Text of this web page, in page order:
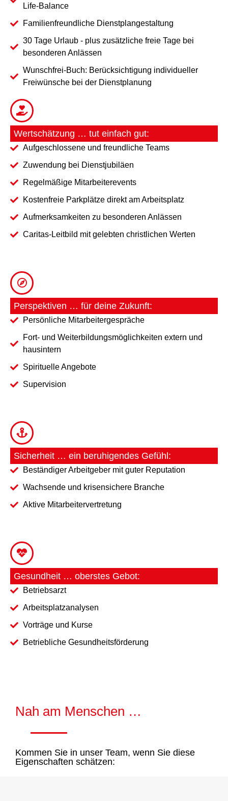
Life-Balance
Familienfreundliche Dienstplangestaltung
30 Tage Urlaub - plus zusätzliche freie Tage bei
besonderen Anlässen
Wunschfrei-Buch: Berücksichtigung individueller
Freiwünsche bei der Dienstplanung
Wertschätzung … tut einfach gut:
Aufgeschlossene und freundliche Teams
Zuwendung bei Dienstjubiläen
Regelmäßige Mitarbeiterevents
Kostenfreie Parkplätze direkt am Arbeitsplatz
Aufmerksamkeiten zu besonderen Anlässen
Caritas-Leitbild mit gelebten christlichen Werten
Perspektiven … für deine Zukunft:
Persönliche Mitarbeitergespräche
Fort- und Weiterbildungsmöglichkeiten extern und
hausintern
Spirituelle Angebote
Supervision
Sicherheit … ein beruhigendes Gefühl:
Beständiger Arbeitgeber mit guter Reputation
Wachsende und krisensichere Branche
Aktive Mitarbeitervertretung
Gesundheit … oberstes Gebot:
Betriebsarzt
Arbeitsplatzanalysen
Vorträge und Kurse
Betriebliche Gesundheitsförderung
Nah am Menschen …
Kommen Sie in unser Team, wenn Sie diese
Eigenschaften schätzen: